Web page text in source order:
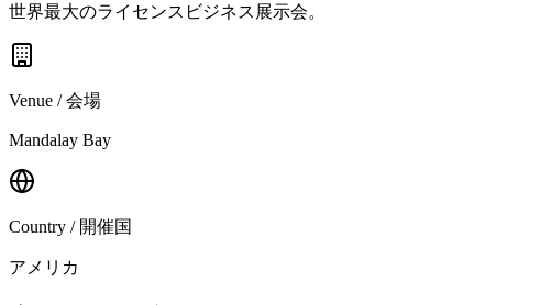
世界最大のライセンスビジネス展示会。
Venue / 会場
Mandalay Bay
Country / 開催国
アメリカ